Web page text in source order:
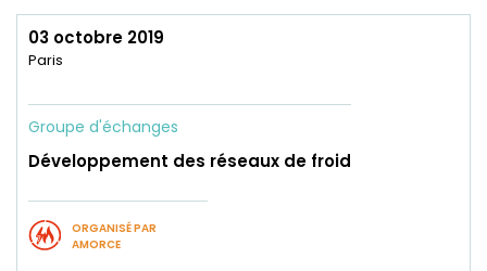
03 octobre 2019
Paris
Groupe d'échanges
Développement des réseaux de froid
ORGANISÉ PAR
AMORCE